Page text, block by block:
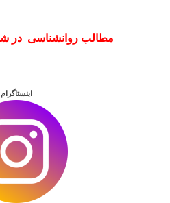
مطالب روانشناسی در
اینستاگرام